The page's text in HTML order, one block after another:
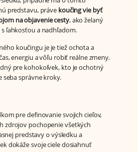
predstavu, práve koučing vie byť
na objavenie cesty, ako želaný
ľahkosťou a nadhľadom.
koučingu je je tiež ochota a
energiu a vôľu robiť reálne zmeny.
pre kohokoľvek, kto je ochotný
správne kroky.
pre definovanie svojich cieľov,
zdrojov pochopenie všetkých
predstavy o výsledku a
dokáže svoje ciele dosiahnuť